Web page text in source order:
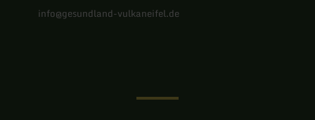
info@gesundland-vulkaneifel.de